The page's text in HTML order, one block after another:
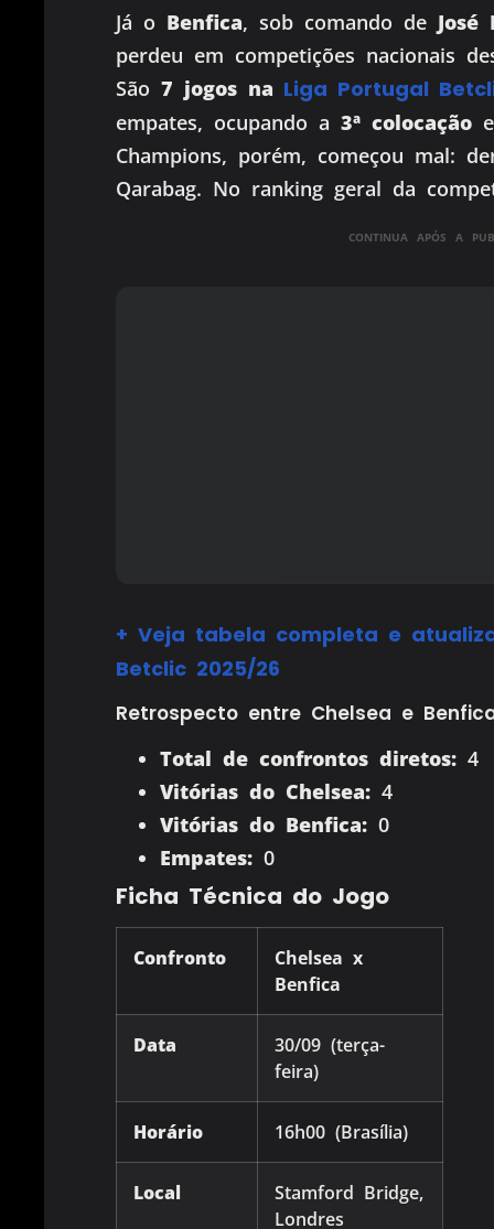
Já o Benfica, sob comando de José
perdeu em competições nacionais
São 7 jogos na Liga Portugal
empates, ocupando a 3ª colocação
Champions, porém, começou mal:
Qarabag. No ranking geral da
CONTINUA APÓS A
+ Veja tabela completa e
Betclic 2025/26
Retrospecto entre Chelsea e
Total de confrontos diretos: 4
Vitórias do Chelsea: 4
Vitórias do Benfica: 0
Empates: 0
Ficha Técnica do Jogo
Confronto
Chelsea x
Benfica
Data
30/09 (terça-
feira)
Horário 16h00 (Brasília)
Local
Stamford Bridge,
Londres